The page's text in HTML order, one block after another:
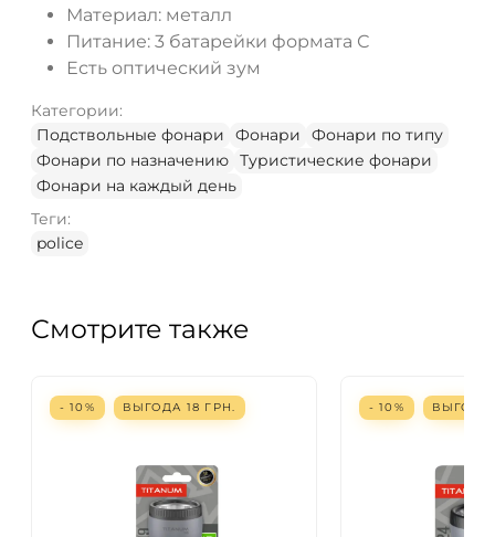
Материал: металл
Питание: 3 батарейки формата С
Есть оптический зум
Категории:
Подствольные фонари
Фонари
Фонари по типу
Фонари по назначению Туристические фонари
Фонари на каждый день
Теги:
police
Смотрите также
- 10% ВЫГОДА 18 ГРН. - 10% ВЫГОДА